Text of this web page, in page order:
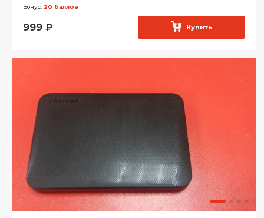
Бонус: 20 баллов
999 ₽ Купить